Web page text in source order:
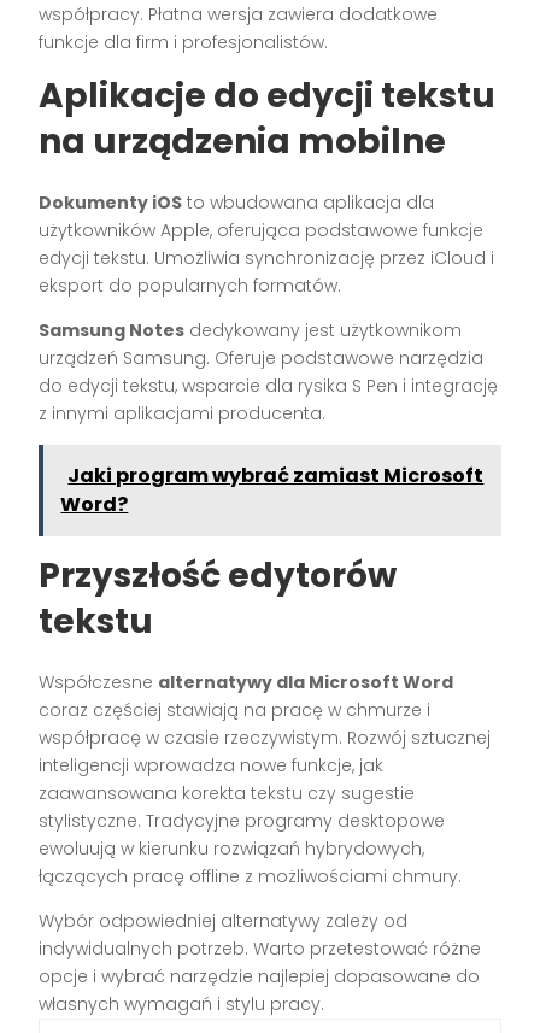
współpracy. Płatna wersja zawiera dodatkowe
funkcje dla firm i profesjonalistów.
Aplikacje do edycji tekstu
na urządzenia mobilne
Dokumenty iOS to wbudowana aplikacja dla
użytkowników Apple, oferująca podstawowe funkcje
edycji tekstu. Umożliwia synchronizację przez iCloud i
eksport do popularnych formatów.
Samsung Notes dedykowany jest użytkownikom
urządzeń Samsung. Oferuje podstawowe narzędzia
do edycji tekstu, wsparcie dla rysika S Pen i integrację
z innymi aplikacjami producenta.
Jaki program wybrać zamiast Microsoft
Word?
Przyszłość edytorów
tekstu
Współczesne alternatywy dla Microsoft Word
coraz częściej stawiają na pracę w chmurze i
współpracę w czasie rzeczywistym. Rozwój sztucznej
inteligencji wprowadza nowe funkcje, jak
zaawansowana korekta tekstu czy sugestie
stylistyczne. Tradycyjne programy desktopowe
ewoluują w kierunku rozwiązań hybrydowych,
łączących pracę offline z możliwościami chmury.
Wybór odpowiedniej alternatywy zależy od
indywidualnych potrzeb. Warto przetestować różne
opcje i wybrać narzędzie najlepiej dopasowane do
własnych wymagań i stylu pracy.